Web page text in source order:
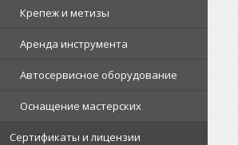
Крепеж и метизы
Аренда инструмента
Автосервисное оборудование
Оснащение мастерских
Сертификаты и лицензии